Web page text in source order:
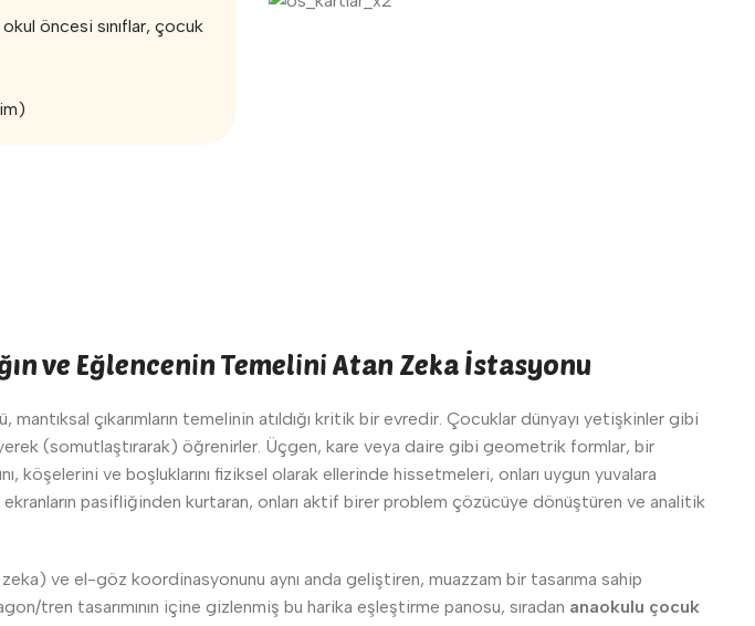
öncesi sınıflar, çocuk
ve Eğlencenin Temelini Atan Zeka İstasyonu
çıkarımların temelinin atıldığı kritik bir evredir. Çocuklar dünyayı yetişkinler gibi
(somutlaştırarak) öğrenirler. Üçgen, kare veya daire gibi geometrik formlar, bir
ve boşluklarını fiziksel olarak ellerinde hissetmeleri, onları uygun yuvalara
pasifliğinden kurtaran, onları aktif birer problem çözücüye dönüştüren ve analitik
ve el-göz koordinasyonunu aynı anda geliştiren, muazzam bir tasarıma sahip
tren tasarımının içine gizlenmiş bu harika eşleştirme panosu, sıradan anaokulu çocuk